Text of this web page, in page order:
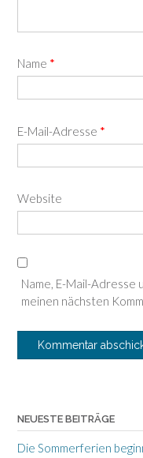
Name *
E-Mail-Adresse *
Website
Name, E-Mail-
meinen nächsten
NEUESTE BEITRÄGE
Die Sommerferien